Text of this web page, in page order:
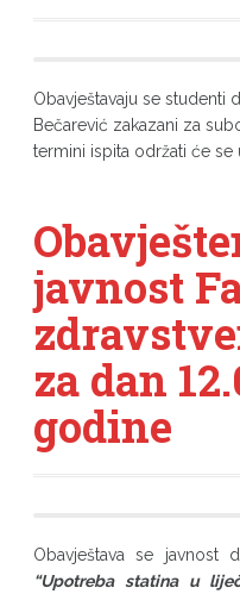
Obavještavaju se studenti
Bečarević zakazani za
termini ispita održati će se
javnost
za dan
godine
Obavještava se
“Upotreba statina u